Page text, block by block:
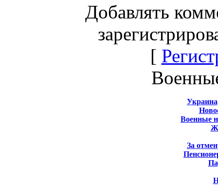
Добавлять
[
Военные
За